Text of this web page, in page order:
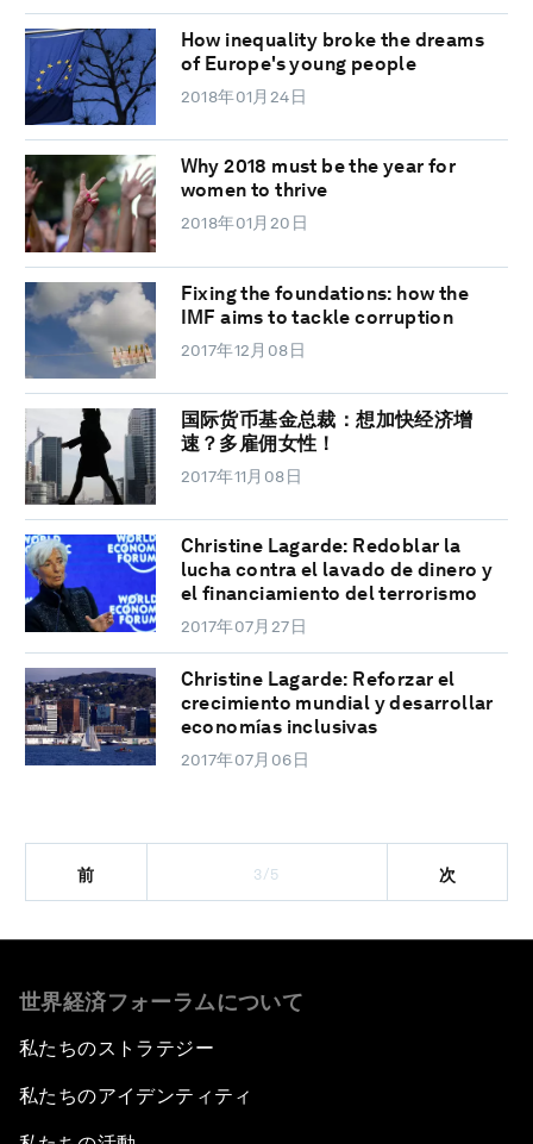
How inequality broke the dreams
of Europe's young people
2018年01月24日
Why 2018 must be the year for
women to thrive
2018年01月20日
Fixing the foundations: how the
IMF aims to tackle corruption
2017年12月08日
国际货币基金总裁：想加快经济增
速？多雇佣女性！
2017年11月08日
Christine Lagarde: Redoblar la
lucha contra el lavado de dinero y
el financiamiento del terrorismo
2017年07月27日
Christine Lagarde: Reforzar el
crecimiento mundial y desarrollar
economías inclusivas
2017年07月06日
前 3/5 次
世界経済フォーラムについて
私たちのストラテジー
私たちのアイデンティティ